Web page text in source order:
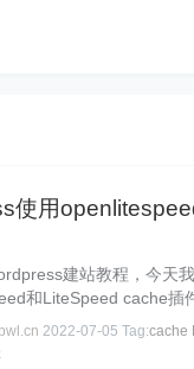
使用
建站教程，今天
和LiteSpeed cache
2022-07-05 Tag:cache